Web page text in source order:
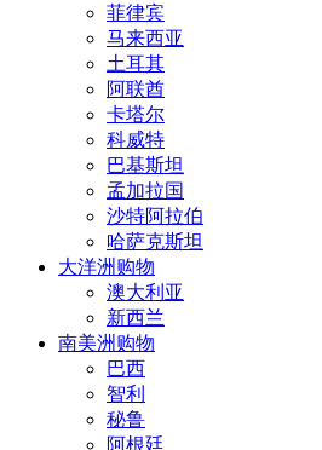
菲律宾
马来西亚
土耳其
阿联酋
卡塔尔
科威特
巴基斯坦
孟加拉国
沙特阿拉伯
哈萨克斯坦
大洋洲购物
澳大利亚
新西兰
南美洲购物
巴西
智利
秘鲁
阿根廷